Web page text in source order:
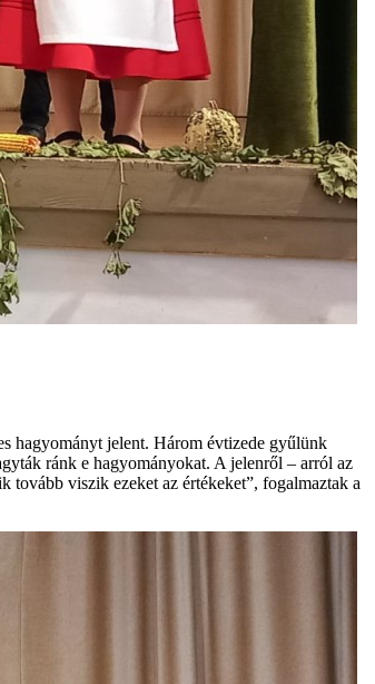
hagyományt jelent. Három évtizede gyűlünk
ránk e hagyományokat. A jelenről – arról az
viszik ezeket az értékeket”, fogalmaztak a